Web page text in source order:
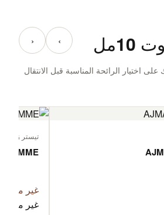
اختيار الرائحة المناسبة قبل الانتقال
›
‹
تيستر زيت
غير متوفر
غير متوفر